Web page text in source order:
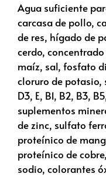
Agua suficiente
carcasa de pollo,
de res, hígado de
cerdo,
maíz, sal, fosfato
cloruro de
D3, E, B1, B2, B3,
suplementos
de zinc, sulfato
proteínico de
proteínico de
sodio, colorantes